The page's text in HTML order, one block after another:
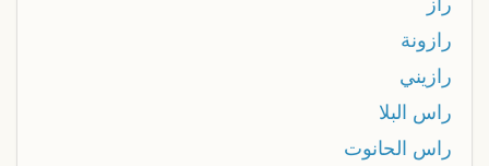
رازونة
رازيني
راس البلا
راس الحانوت